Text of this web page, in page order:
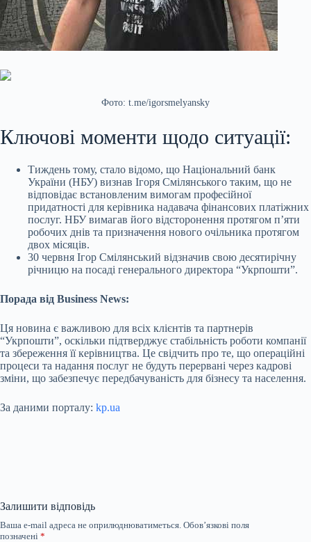
Фото: t.me/igorsmelyansky
Ключові моменти щодо ситуації:
Тиждень тому, стало відомо, що Національний банк
України (НБУ) визнав Ігоря Смілянського таким, що не
відповідає встановленим вимогам професійної
придатності для керівника надавача фінансових платіжних
послуг. НБУ вимагав його відсторонення протягом п’яти
робочих днів та призначення нового очільника протягом
двох місяців.
30 червня Ігор Смілянський відзначив свою десятирічну
річницю на посаді генерального директора “Укрпошти”.
Порада від Business News:
Ця новина є важливою для всіх клієнтів та партнерів
“Укрпошти”, оскільки підтверджує стабільність роботи компанії
та збереження її керівництва. Це свідчить про те, що операційні
процеси та надання послуг не будуть перервані через кадрові
зміни, що забезпечує передбачуваність для бізнесу та населення.
За даними порталу: kp.ua
Залишити відповідь
Ваша e-mail адреса не оприлюднюватиметься. Обов’язкові поля
позначені *